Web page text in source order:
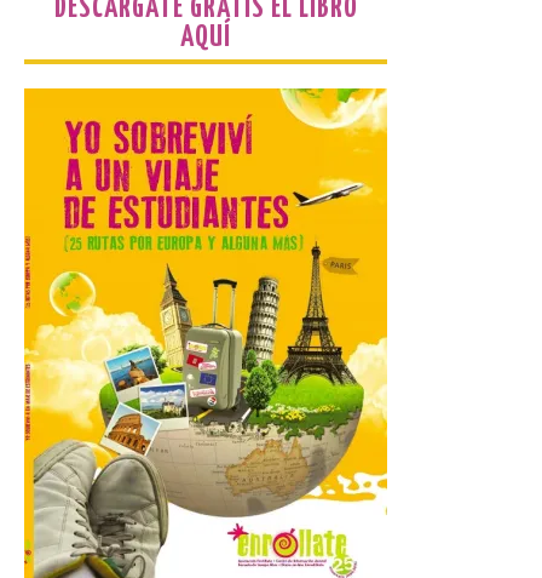
El Ayuntamiento de La
Bañeza presenta el
Festival One More Time,
una cita con la música de
los 80 y 90 para el 16 de
agosto en la Plaza Mayor.
6 Ago 2026
Se celebrará el próximo
domingo 16 de agosto, a
partir de las 23:00 horas,
en la Plaza Mayor de la
ciudad. El Salón de Plenos
del Ayuntamiento de La Bañeza ha
acogido esta mañana la presentación
oficial del Festival One […]
“Mirar un eclipse sin
protección adecuada
DESCÁRGATE GRATIS EL LIBRO
AQUÍ